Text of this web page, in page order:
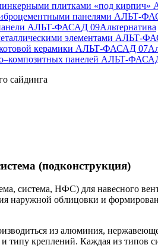
плитками «под
панелями АЛЬТ-
АЛЬТ-ФАСАД 09Альтернатива
элементами АЛЬТ-
керамики АЛЬТ-ФАСАД 07
панелей АЛЬТ-
сайдинга
(подконструкция)
система, НФС) для навесного
наружной облицовки и
из алюминия,
типу креплений. Каждая из типов